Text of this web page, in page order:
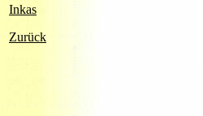
Inkas
Zurück